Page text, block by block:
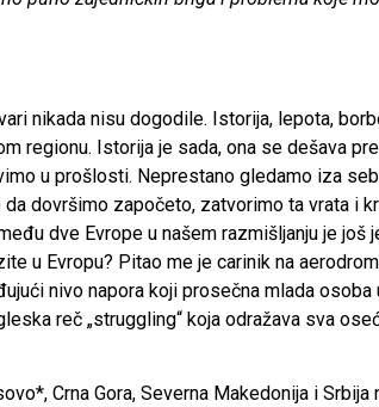
nikada nisu dogodile. Istorija, lepota,
regionu. Istorija je sada, ona se dešava
u prošlosti. Neprestano gledamo iza
dovršimo započeto, zatvorimo ta vrata i
dve Evrope u našem razmišljanju je
u Evropu? Pitao me je carinik na
nivo napora koji prosečna mlada
reč „struggling“ koja odražava sva
Crna Gora, Severna Makedonija i Srbija